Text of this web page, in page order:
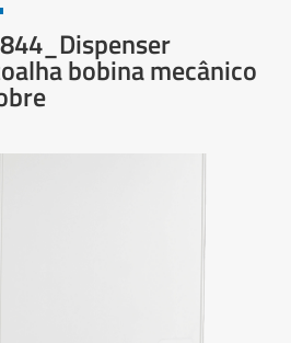
bobina mecânico